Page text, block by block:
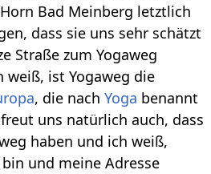
Bad Meinberg letztlich
dass sie uns sehr schätzt
Straße zum Yogaweg
weiß, ist Yogaweg die
, die nachYoga benannt
uns natürlich auch, dass
haben und ich weiß,
und meine Adresse